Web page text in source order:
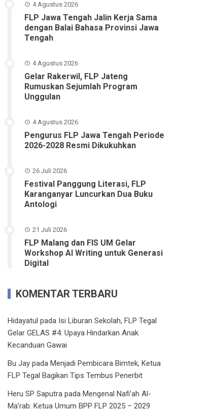
4 Agustus 2026
FLP Jawa Tengah Jalin Kerja Sama
dengan Balai Bahasa Provinsi Jawa
Tengah
4 Agustus 2026
Gelar Rakerwil, FLP Jateng
Rumuskan Sejumlah Program
Unggulan
4 Agustus 2026
Pengurus FLP Jawa Tengah Periode
2026-2028 Resmi Dikukuhkan
26 Juli 2026
Festival Panggung Literasi, FLP
Karanganyar Luncurkan Dua Buku
Antologi
21 Juli 2026
FLP Malang dan FIS UM Gelar
Workshop AI Writing untuk Generasi
Digital
KOMENTAR TERBARU
Hidayatul pada Isi Liburan Sekolah, FLP Tegal
Gelar GELAS #4: Upaya Hindarkan Anak
Kecanduan Gawai
Bu Jay padaMenjadi Pembicara Bimtek, Ketua
FLP Tegal Bagikan Tips Tembus Penerbit
Heru SP Saputra padaMengenal Nafi’ah Al-
Ma’rab: Ketua Umum BPP FLP 2025 – 2029